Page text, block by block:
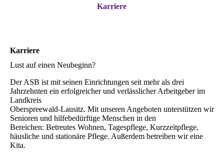
Karriere
Karriere
Lust auf einen Neubeginn?
Der ASB ist mit seinen Einrichtungen seit mehr als drei
Jahrzehnten ein erfolgreicher und verlässlicher Arbeitgeber im
Landkreis
Oberspreewald-Lausitz. Mit unseren Angeboten unterstützen wir
Senioren und hilfebedürftige Menschen in den
Bereichen: Betreutes Wohnen, Tagespflege, Kurzzeitpflege,
häusliche und stationäre Pflege. Außerdem betreiben wir eine
Kita.